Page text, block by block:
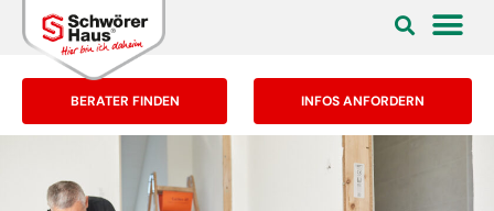
BERATER FINDEN INFOS ANFORDERN